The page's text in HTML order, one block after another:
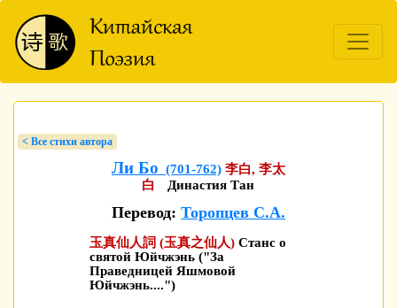
< Bсе стихи автора
Ли Бо (701-762) 李白, 李太
白
Династия Тан
Перевод: Торопцев С.А.
玉真仙人詞 (玉真之仙人) Станс о
святой Юйчжэнь ("За
Праведницей Яшмовой
Юйчжэнь....")